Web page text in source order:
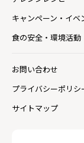
キャンペーン・イベ
食の安全・環境活動
お問い合わせ
プライバシーポリシ
サイトマップ